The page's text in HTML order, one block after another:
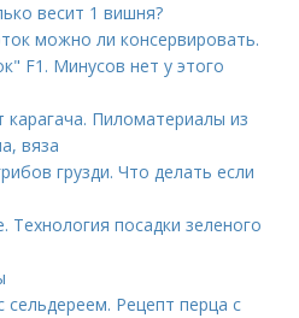
весит 1 вишня?
можно ли консервировать.
F1. Минусов нет у этого
карагача. Пиломатериалы из
вяза
грузди. Что делать если
Технология посадки зеленого
Рецепт перца с